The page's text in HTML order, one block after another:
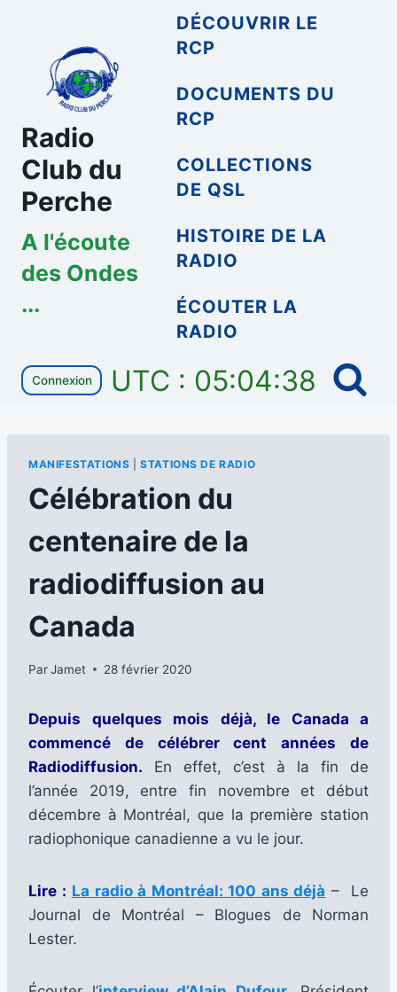
contenu
Radio
Club du
Perche
A l'écoute
des Ondes
...
DÉCOUVRIR LE
RCP
DOCUMENTS DU
RCP
COLLECTIONS
DE QSL
HISTOIRE DE LA
RADIO
ÉCOUTER LA
RADIO
Connexion UTC : 05:04:38
MANIFESTATIONS |STATIONS DE RADIO
Célébration du
centenaire de la
radiodiffusion au
Canada
ParJamet 28 février 2020
Depuis quelques mois déjà, le Canada a
commencé de célébrer cent années de
Radiodiffusion. En effet, c’est à la fin de
l’année 2019, entre fin novembre et début
décembre à Montréal, que la première station
radiophonique canadienne a vu le jour.
Lire : La radio à Montréal: 100 ans déjà – Le
Journal de Montréal – Blogues de Norman
Lester.